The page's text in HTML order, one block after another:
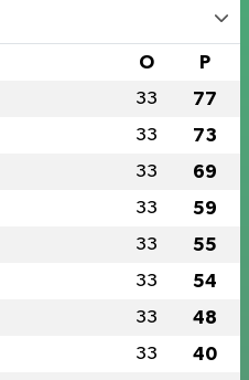
O P
33 77
33 73
33 69
33 59
33 55
33 54
33 48
33 40